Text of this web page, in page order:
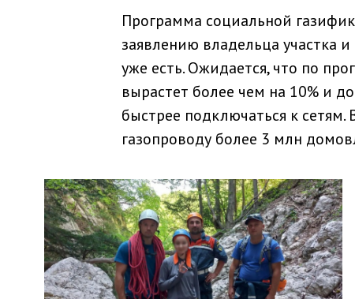
Программа социальной
заявлению владельца участка
уже есть. Ожидается, что по
вырастет более чем на 10% и
быстрее подключаться к
газопроводу более 3 млн